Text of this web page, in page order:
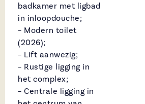
badkamer met ligbad
in inloopdouche;
– Modern toilet
(2026);
– Lift aanwezig;
– Rustige ligging in
het complex;
– Centrale ligging in